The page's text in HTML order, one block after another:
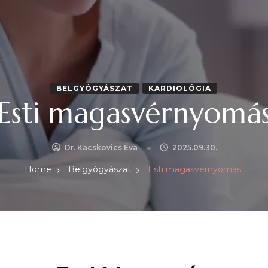
BELGYÓGYÁSZAT KARDIOLÓGIA
Dr. Kacskovics Éva 2025.09.30.
Home Belgyógyászat Esti magasvérnyomás